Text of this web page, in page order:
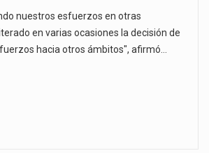
nuestros esfuerzos en otras
en varias ocasiones la decisión de
hacia otros ámbitos", afirmó…